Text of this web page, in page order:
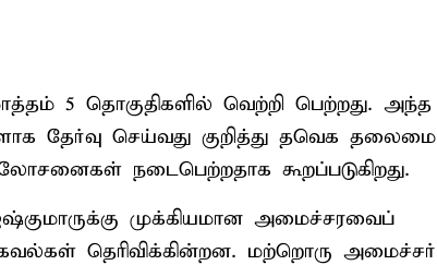
5 தொகுதிகளில் வெற்றி பெற்றது. அந்த
தேர்வு செய்வது குறித்து தவெக தலைமை
நடைபெற்றதாக கூறப்படுகிறது.
முக்கியமான அமைச்சரவைப்
தெரிவிக்கின்றன. மற்றொரு அமைச்சர்